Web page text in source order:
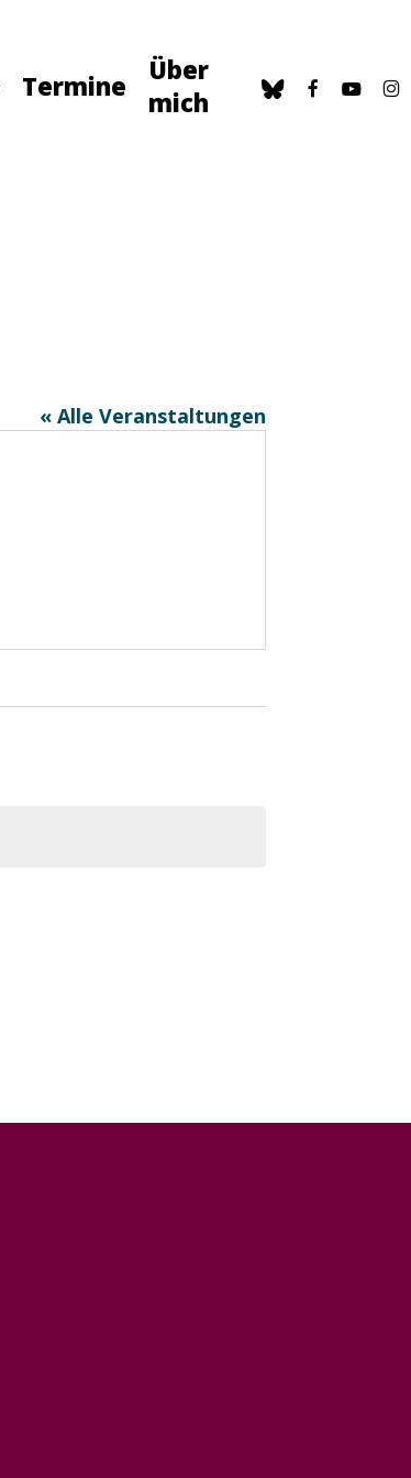
Termine
Über
mich
blueskyfacebook
« Alle Veranstaltungen